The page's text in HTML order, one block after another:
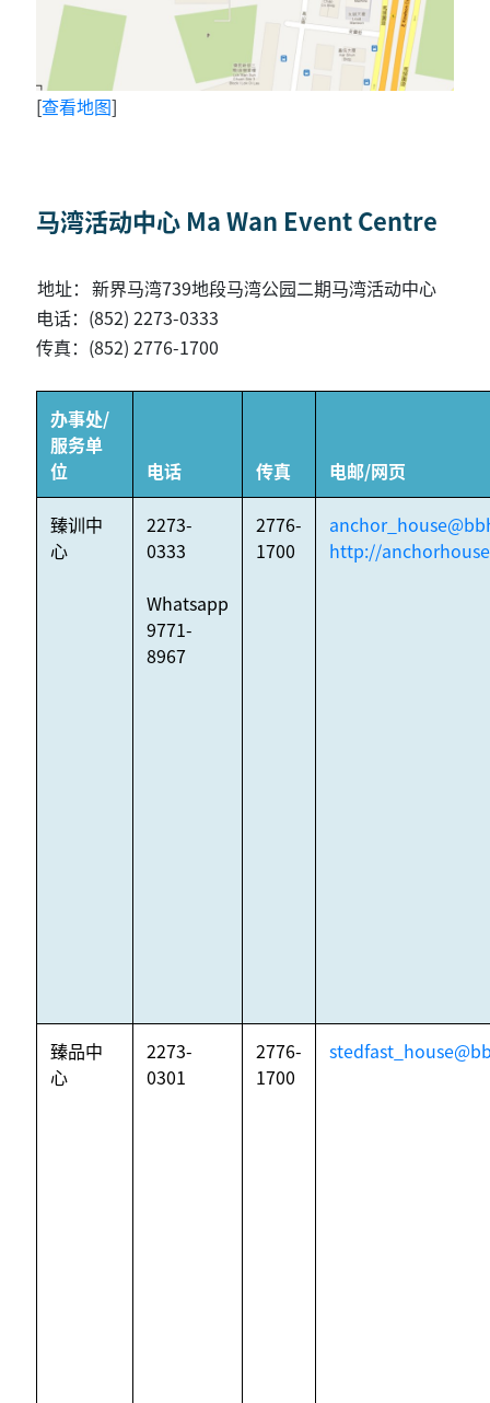
[查看地图]
马湾活动中心 Ma Wan Event Centre
地址： 新界马湾739地段马湾公园二期马湾活动中心
电话：(852) 2273-0333
传真：(852) 2776-1700
办事处/
服务单
位
电话 传真 电邮/网页
臻训中
心
2273-
0333
Whatsapp
9771-
8967
2776-
1700
http://
臻品中
心
2273-
0301
2776-
1700